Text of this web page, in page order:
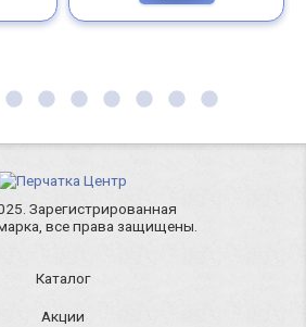
Зарегистрированная
все права защищены.
Каталог
Акции